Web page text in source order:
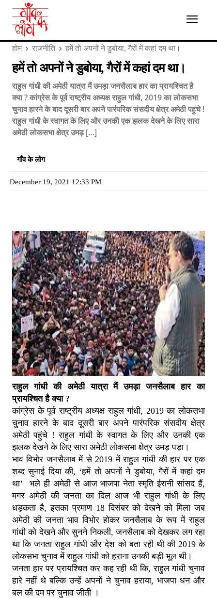
होम राजनीति हमें तो अपनों ने डुबोया, गैरों में कहां दम था।
हमें तो अपनों ने डुबोया, गैरों में कहां दम था।
राहुल गांधी की अमेठी यात्रा मैं उमड़ा जनसैलाब हार का प्रायश्चित है
क्या ? कांग्रेस के पूर्व राष्ट्रीय अध्यक्ष राहुल गांधी, 2019 का लोकसभा
चुनाव हारने के बाद दूसरी बार अपने पारंपरिक संसदीय क्षेत्र अमेठी पहुंचे !
राहुल गांधी के स्वागत के लिए और उनकी एक झलक देखने के लिए सारा
अमेठी लोकसभा क्षेत्र उमड़ […]
गाँव के लोग
December 19, 2021 12:33 PM
राहुल गांधी की अमेठी यात्रा मैं उमड़ा जनसैलाब हार का
प्रायश्चित है क्या ?
कांग्रेस के पूर्व राष्ट्रीय अध्यक्ष राहुल गांधी, 2019 का लोकसभा
चुनाव हारने के बाद दूसरी बार अपने पारंपरिक संसदीय क्षेत्र
अमेठी पहुंचे ! राहुल गांधी के स्वागत के लिए और उनकी एक
झलक देखने के लिए सारा अमेठी लोकसभा क्षेत्र उमड़ पड़ा।
भाव विभोर जनसैलाब में से 2019 में राहुल गांधी की हार पर एक
शब्द सुनाई दिया की, ‘हमें तो अपनों ने डुबोया, गैरों में कहां दम
था’ भले ही अमेठी से आज भाजपा नेता स्मृति ईरानी सांसद हैं,
मगर अमेठी की जनता का दिल आज भी राहुल गांधी के लिए
धड़कता है, इसका प्रमाण 18 दिसंबर को देखने को मिला जब
अमेठी की जनता भाव विभोर होकर जनसैलाब के रूप में राहुल
गांधी को देखने और सुनने निकली, जनसैलाब को देखकर लग रहा
था कि जनता राहुल गांधी और देश को बता रही थी की 2019 के
लोकसभा चुनाव में राहुल गांधी को हराना उनकी बड़ी भूल थी।
जनता हार पर प्रायश्चित कर कह रही थी कि, राहुल गांधी चुनाव
हारे नहीं थे बल्कि उन्हें अपनों ने चुनाव हराया, भाजपा धन और
बल की दम पर चुनाव जीती ।